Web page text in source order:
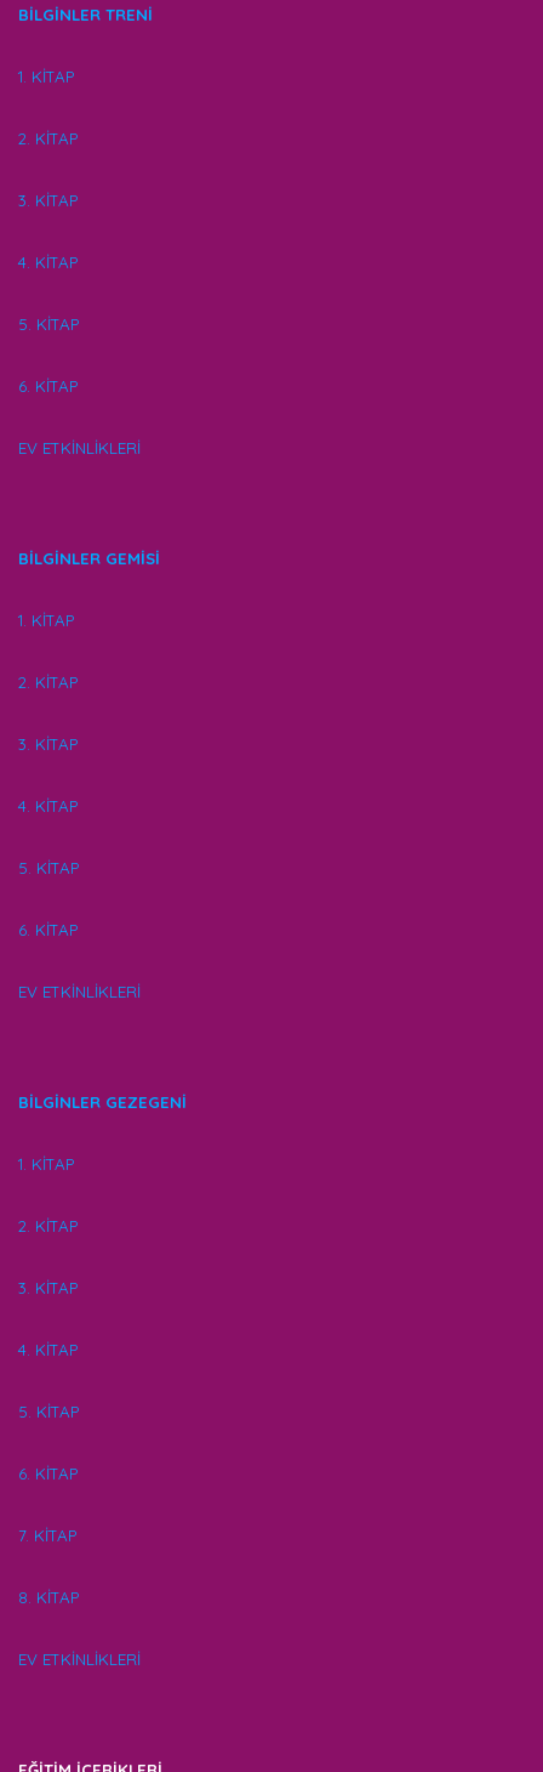
BİLGİNLER TRENİ
1. KİTAP
2. KİTAP
3. KİTAP
4. KİTAP
5. KİTAP
6. KİTAP
EV ETKİNLİKLERİ
BİLGİNLER GEMİSİ
1. KİTAP
2. KİTAP
3. KİTAP
4. KİTAP
5. KİTAP
6. KİTAP
EV ETKİNLİKLERİ
BİLGİNLER GEZEGENİ
1. KİTAP
2. KİTAP
3. KİTAP
4. KİTAP
5. KİTAP
6. KİTAP
7. KİTAP
8. KİTAP
EV ETKİNLİKLERİ